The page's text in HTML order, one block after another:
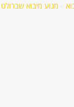
מנוע מיבוא שברולט